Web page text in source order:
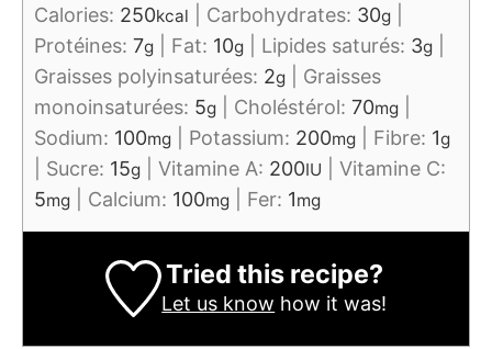
Calories: 250kcal Carbohydrates: 30g
Protéines: 7g Fat: 10g Lipides saturés: 3g
Graisses polyinsaturées: 2g
Graisses
monoinsaturées: 5g Choléstérol: 70mg
Sodium: 100mg Potassium: 200mg Fibre: 1g
Sucre: 15g Vitamine A: 200IU
Vitamine C:
5mg Calcium: 100mg Fer: 1mg
Tried this recipe?
Let us know how it was!